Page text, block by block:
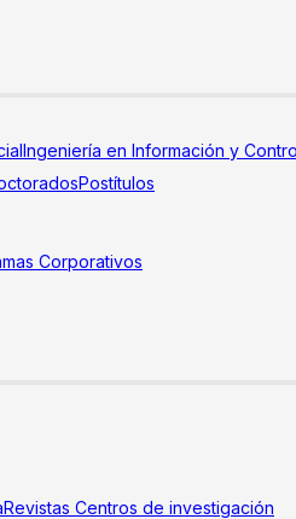
Ingeniería en Información y
Postítulos
Corporativos
Revistas Centros de investigación